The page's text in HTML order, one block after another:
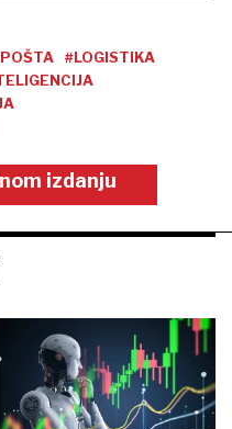
#LOGISTIKA
izdanju